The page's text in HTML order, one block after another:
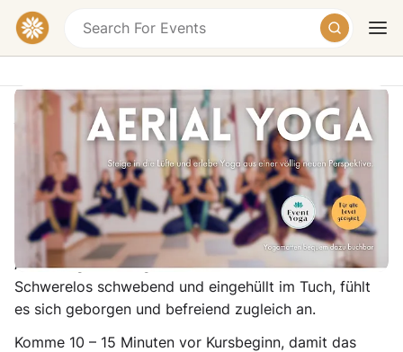
TodayTomorrowWeekend
Aerial Yoga in Berlin
SOULYOGA Berlin ~ YOGA & AERIAL STUDIO,
Herbertstraße 11, 10827 Berlin-Tempelhof-
Schöneberg, Germany
Aerial Yoga ist ein ganz besonderes Erlebnis.
Schwerelos schwebend und eingehüllt im Tuch, fühlt
es sich geborgen und befreiend zugleich an.
Komme 10 – 15 Minuten vor Kursbeginn, damit das